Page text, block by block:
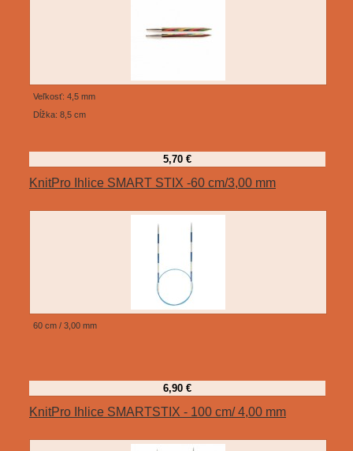
Veľkosť: 4,5 mm
Dĺžka: 8,5 cm
5,70 €
KnitPro Ihlice SMART STIX -60 cm/3,00 mm
60 cm / 3,00 mm
6,90 €
KnitPro Ihlice SMARTSTIX - 100 cm/ 4,00 mm